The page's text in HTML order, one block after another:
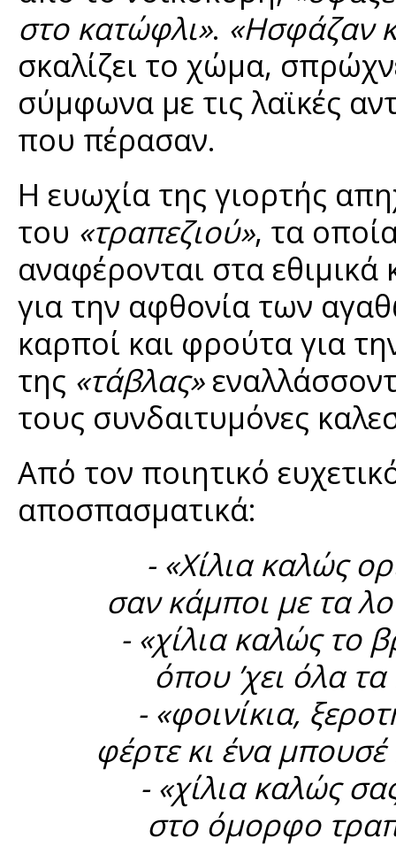
στο κατώφλι». «Ησφάζαν
σκαλίζει το χώμα,
σύμφωνα με τις λαϊκές
που πέρασαν.
Η ευωχία της γιορτής
του «τραπεζιού», τα
αναφέρονται στα
για την αφθονία των
καρποί και φρούτα για
της «τάβλας»
τους συνδαιτυμόνες
Από τον ποιητικό
αποσπασματικά:
- «Χίλια καλώς
σαν κάμποι με τα
- «χίλια καλώς το
όπου ’χει όλα
- «φοινίκια,
φέρτε κι ένα
- «χίλια καλώς
στο όμορφο